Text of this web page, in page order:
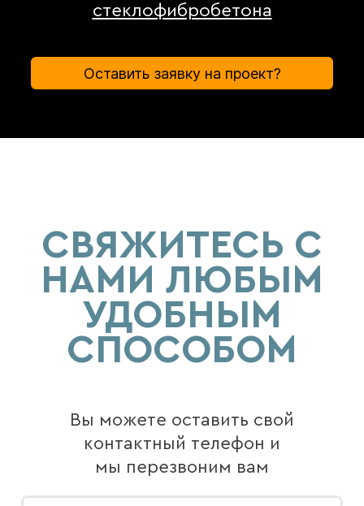
стеклофибробетона
Оставить заявку на проект?
СВЯЖИТЕСЬ С
НАМИ ЛЮБЫМ
УДОБНЫМ
СПОСОБОМ
Вы можете оставить свой
контактный телефон и
мы перезвоним вам